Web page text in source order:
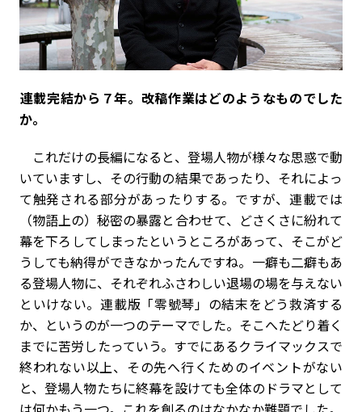
――連載完結から７年。改稿作業はどのようなものでした
か。
これだけの長編になると、登場人物が様々な思惑で動
いていますし、その行動の結果であったり、それによっ
て触発される部分があったりする。ですが、連載では
（物語上の）秘密の暴露と合わせて、どさくさに紛れて
幕を下ろしてしまったというところがあって、そこがど
うしても納得ができなかったんですね。一癖も二癖もあ
る登場人物に、それぞれふさわしい退場の場を与えない
といけない。連載版「零號琴」の結末をどう救済する
か、というのが一つのテーマでした。そこへたどり着く
までに苦労したっていう。すでにあるクライマックスで
終われない以上、その先へ行くためのイベントがない
と、登場人物たちに終幕を設けても全体のドラマとして